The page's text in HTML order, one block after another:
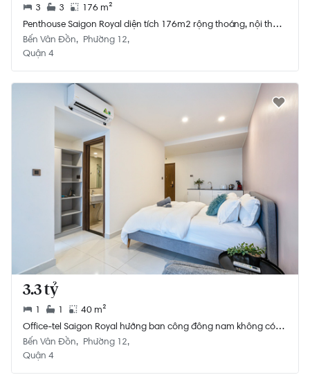
3 3
176 m²
Penthouse Saigon Royal diện tích 176m2 rộng thoáng, nội thất
cơ bản.
Bến Vân Đồn
Phường 12
Quận 4
3.3 tỷ
1 1
40 m²
Office-tel Saigon Royal hướng ban công đông nam không có
nội thất diện tích 40m².
Bến Vân Đồn
Phường 12
Quận 4